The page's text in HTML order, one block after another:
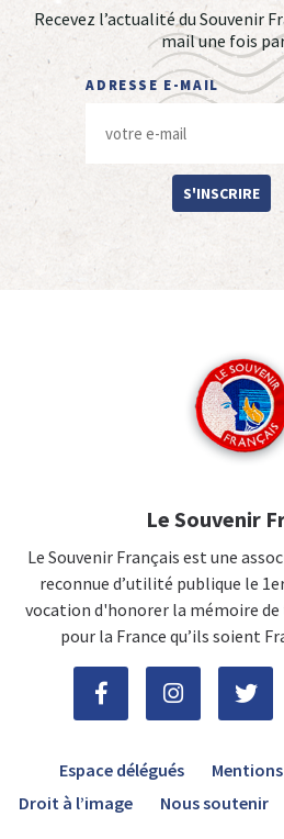
Recevez l’actualité du Souvenir
mail une fois
ADRESSE E-MAIL
S'INSCRIRE
Le Souvenir
Le Souvenir Français est une
reconnue d’utilité publique le
vocation d'honorer la mémoire
pour la France qu’ils soient
Espace délégués
Droit à l’image
Nous soutenir